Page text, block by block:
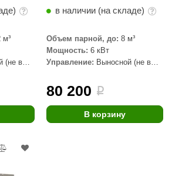
м³
(не в
в наличии (на складе)
Объем парной, до: 8 м³
Мощность: 6 кВт
Управление: Выносной (не в
80 200 i
В корзину